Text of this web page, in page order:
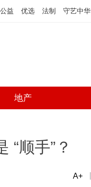
公益 优选 法制 守艺中华
地产
“顺手”？
A+